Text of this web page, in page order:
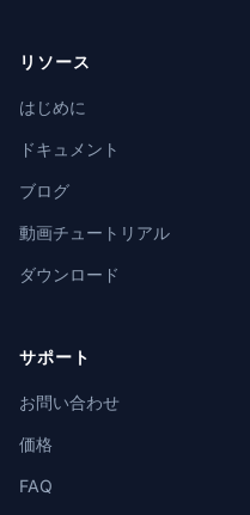
リソース
はじめに
ドキュメント
ブログ
動画チュートリアル
ダウンロード
サポート
お問い合わせ
価格
FAQ